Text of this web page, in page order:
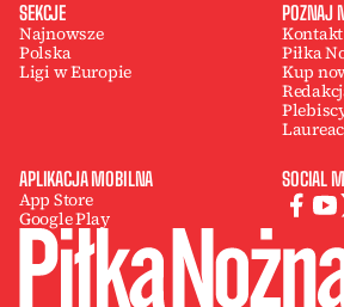
SEKCJE
Najnowsze
Polska
Ligi w Europie
POZNAJ
Piłka
Kup
APLIKACJA MOBILNA
App Store
Google Play
SOCIAL